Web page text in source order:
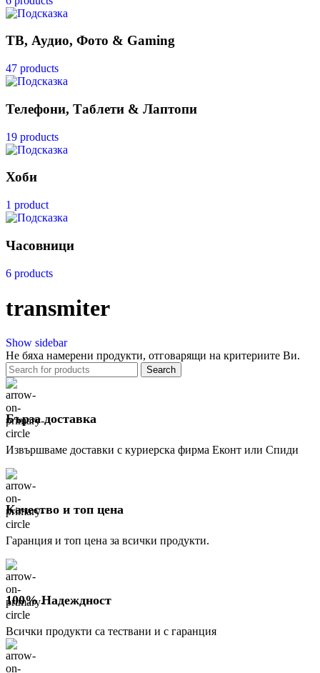
ТВ, Аудио, Фото & Gaming
47 products
Телефони, Таблети & Лаптопи
19 products
Хоби
1 product
Часовници
6 products
transmiter
Show sidebar
Не бяха намерени продукти, отговарящи на критериите Ви.
Search
Бърза доставка
Извършваме доставки с куриерска фирма Еконт или Спиди
Качество и топ цена
Гаранция и топ цена за всички продукти.
100% Надеждност
Всички продукти са тествани и с гаранция